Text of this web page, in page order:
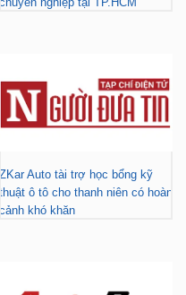
ZKar Auto tài trợ học bổng kỹ
thuật ô tô cho thanh niên có hoàn
cảnh khó khăn